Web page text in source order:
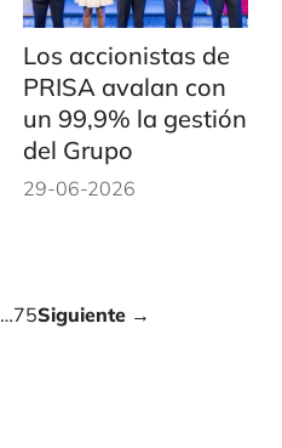
Los accionistas de
PRISA avalan con
un 99,9% la gestión
del Grupo
29-06-2026
…75Siguiente